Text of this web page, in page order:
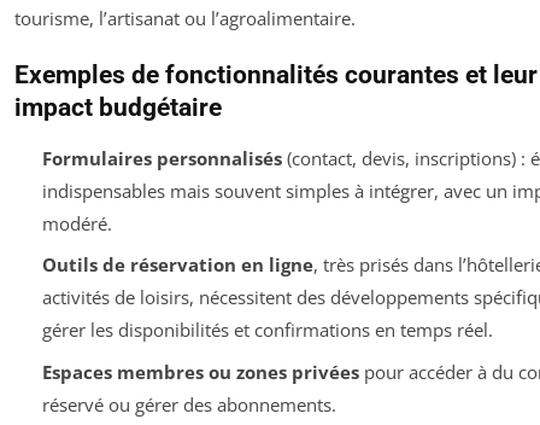
tourisme, l’artisanat ou l’agroalimentaire.
Exemples de fonctionnalités courantes et leur
impact budgétaire
Formulaires personnalisés(contact, devis, inscriptions) :
indispensables mais souvent simples à intégrer, avec un
modéré.
Outils de réservation en ligne, très prisés dans
activités de loisirs, nécessitent des développements
gérer les disponibilités et confirmations en temps réel.
Espaces membres ou zones privéespour accéder à du
réservé ou gérer des abonnements.